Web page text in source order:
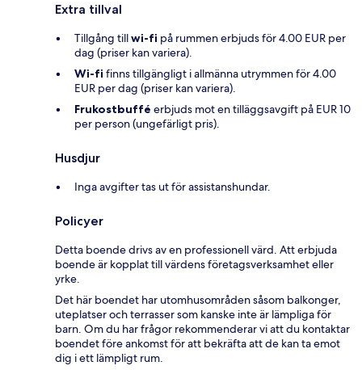
Extra tillval
Tillgång tillwi-fi på rummen erbjuds för 4.00 EUR per
dag (priser kan variera).
Wi-fi finns tillgängligt i allmänna utrymmen för 4.00
EUR per dag (priser kan variera).
Frukostbuffé erbjuds mot en tilläggsavgift på EUR 10
per person (ungefärligt pris).
Husdjur
Inga avgifter tas ut för assistanshundar.
Policyer
Detta boende drivs av en professionell värd. Att erbjuda
boende är kopplat till värdens företagsverksamhet eller
yrke.
Det här boendet har utomhusområden såsom balkonger,
uteplatser och terrasser som kanske inte är lämpliga för
barn. Om du har frågor rekommenderar vi att du kontaktar
boendet före ankomst för att bekräfta att de kan ta emot
dig i ett lämpligt rum.